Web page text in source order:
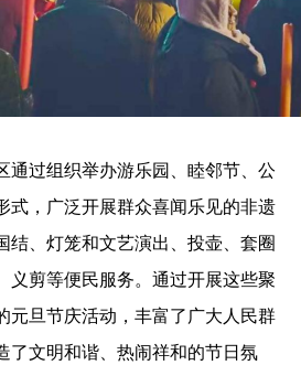
过组织举办游乐园、睦邻节、公
式，广泛开展群众喜闻乐见的非遗
结、灯笼和文艺演出、投壶、套圈
义剪等便民服务。通过开展这些聚
元旦节庆活动，丰富了广大人民群
了文明和谐、热闹祥和的节日氛